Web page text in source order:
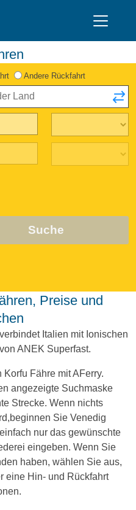
Andere Rückfahrt
Suche
Italien mit Ionischen
ANEK Superfast.
Fähre mit AFerry.
angezeigte Suchmaske
Strecke. Wenn nichts
Sie Venedig
nur das gewünschte
eingeben. Wenn Sie
haben, wählen Sie aus,
eine Hin- und Rückfahrt